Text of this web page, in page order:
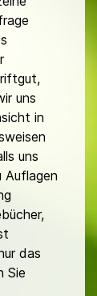
uns
in
uns
Auflagen
das
Sie